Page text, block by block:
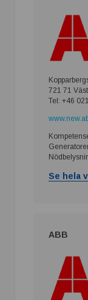
721 71
Tel: +46
Se hela
ABB